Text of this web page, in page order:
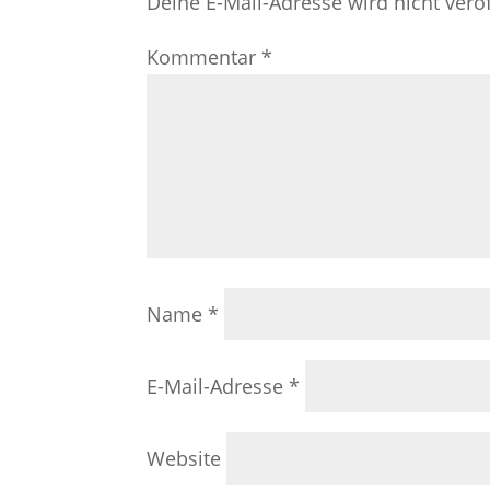
Kommentar*
Name*
E-Mail-Adresse*
Website